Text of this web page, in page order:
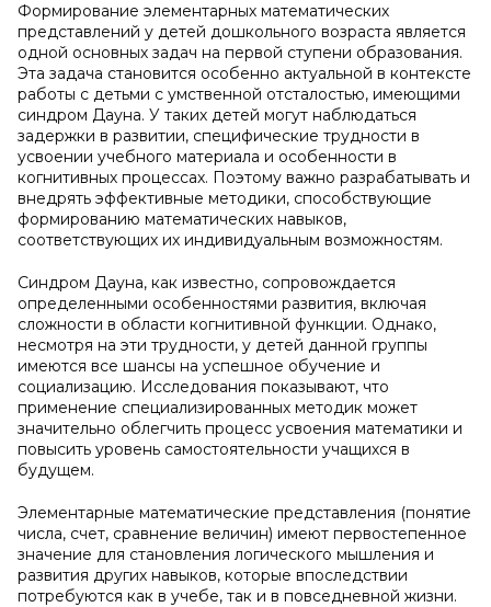
Формирование элементарных математических
представлений у детей дошкольного возраста является
одной основных задач на первой ступени образования.
Эта задача становится особенно актуальной в контексте
работы с детьми с умственной отсталостью, имеющими
синдром Дауна. У таких детей могут наблюдаться
задержки в развитии, специфические трудности в
усвоении учебного материала и особенности в
когнитивных процессах. Поэтому важно разрабатывать и
внедрять эффективные методики, способствующие
формированию математических навыков,
соответствующих их индивидуальным возможностям.
Синдром Дауна, как известно, сопровождается
определенными особенностями развития, включая
сложности в области когнитивной функции. Однако,
несмотря на эти трудности, у детей данной группы
имеются все шансы на успешное обучение и
социализацию. Исследования показывают, что
применение специализированных методик может
значительно облегчить процесс усвоения математики и
повысить уровень самостоятельности учащихся в
будущем.
Элементарные математические представления (понятие
числа, счет, сравнение величин) имеют первостепенное
значение для становления логического мышления и
развития других навыков, которые впоследствии
потребуются как в учебе, так и в повседневной жизни.